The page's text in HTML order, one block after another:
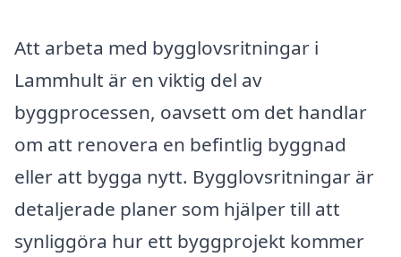
Att arbeta med bygglovsritningar i
Lammhult är en viktig del av
byggprocessen, oavsett om det handlar
om att renovera en befintlig byggnad
eller att bygga nytt. Bygglovsritningar är
detaljerade planer som hjälper till att
synliggöra hur ett byggprojekt kommer